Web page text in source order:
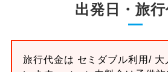
出発日・旅
旅行代金は セミダブル利用/ 大